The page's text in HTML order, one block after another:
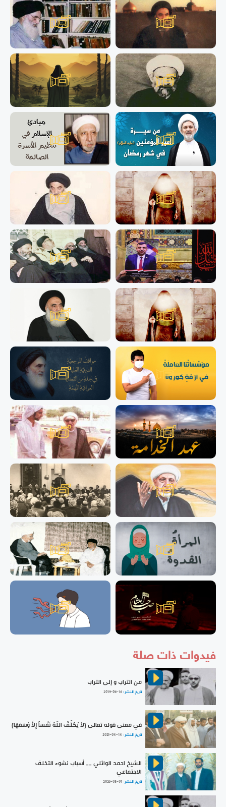
فيدوات ذات صلة
من التراب و إلى التراب
تاريخ النشر :2019-06-16
في معنى قوله تعالى {لاَ يُكَلِّفُ اللّهُ نَفْساً إِلاَّ وُسْعَهَا}
تاريخ النشر : 2021-04-14
الشيخ احمد الوائلي __ أسباب نشوء التخلف
الاجتماعي
تاريخ النشر :2026-03-01